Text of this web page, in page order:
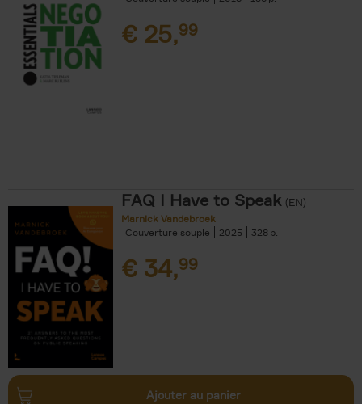
€ 25,99
FAQ I Have to Speak (EN)
Marnick Vandebroek
Couverture souple
2025 328
€ 34,99
Ajouter au panier